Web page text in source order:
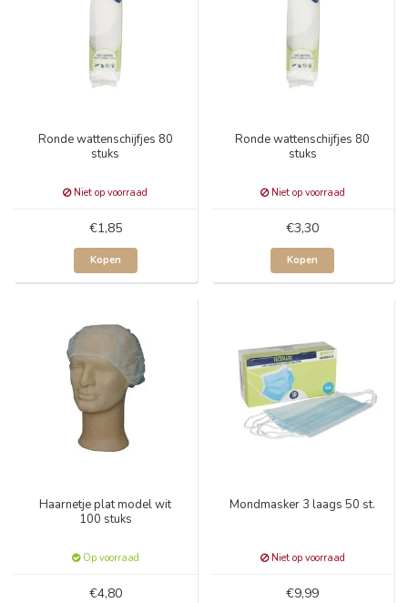
Ronde wattenschijfjes 80
stuks
Niet op voorraad
€1,85
Kopen
Ronde wattenschijfjes 80
stuks
Niet op voorraad
€3,30
Kopen
Haarnetje plat model wit
100 stuks
Op voorraad
€4,80
Mondmasker 3 laags 50 st.
Niet op voorraad
€9,99